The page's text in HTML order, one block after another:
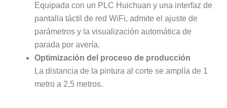
Equipada con un PLC Huichuan y una interfaz de
pantalla táctil de red WiFi, admite el ajuste de
parámetros y la visualización automática de
parada por avería.
Optimización del proceso de producción
La distancia de la pintura al corte se amplía de 1
metro a 2,5 metros.